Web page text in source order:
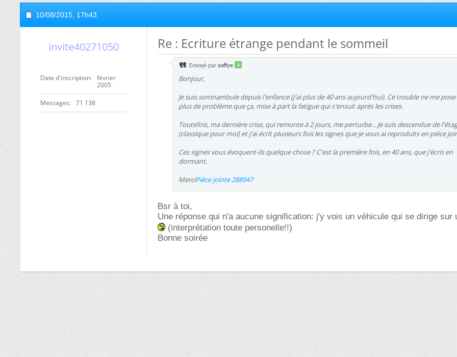
10/08/2015, 17h43
invite40271050
Date d'inscription
février
2005
Messages 71 138
Re : Ecriture étrange pendant le sommeil
Envoyé par soffye
Bonjour,
Je suis somnambule depuis l'enfance (j'ai plus de 40 ans aujourd'hui). Ce trouble ne me pose
plus de problème que ça, mise à part la fatigue qui s'ensuit après les crises.
Toutefois, ma dernière crise, qui remonte à 2 jours, me perturbe... Je suis descendue de
(classique pour moi) et j'ai écrit plusieurs fois les signes que je vous ai reproduits en pièce
Ces signes vous évoquent-ils quelque chose ? C'est la première fois, en 40 ans, que j'écris en
dormant.
MerciPièce jointe 288947
Bsr à toi,
Une réponse qui n'a aucune signification: j'y vois un véhicule qui se dirige sur
(interprétation toute personelle!!)
Bonne soirée